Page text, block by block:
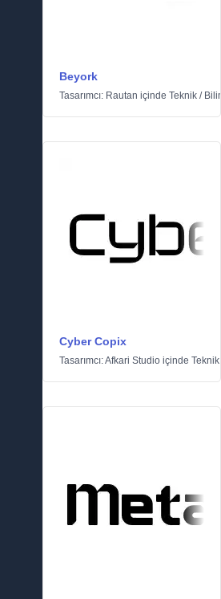
Beyork
Tasarımcı: Rautan içinde Teknik /
Cyber Copix
Tasarımcı:Afkari Studio içinde Teknik